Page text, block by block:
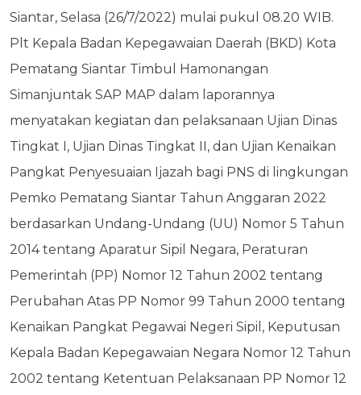
Siantar, Selasa (26/7/2022) mulai pukul 08.20 WIB.
Plt Kepala Badan Kepegawaian Daerah (BKD) Kota
Pematang Siantar Timbul Hamonangan
Simanjuntak SAP MAP dalam laporannya
menyatakan kegiatan dan pelaksanaan Ujian Dinas
Tingkat I, Ujian Dinas Tingkat II, dan Ujian Kenaikan
Pangkat Penyesuaian Ijazah bagi PNS di lingkungan
Pemko Pematang Siantar Tahun Anggaran 2022
berdasarkan Undang-Undang (UU) Nomor 5 Tahun
2014 tentang Aparatur Sipil Negara, Peraturan
Pemerintah (PP) Nomor 12 Tahun 2002 tentang
Perubahan Atas PP Nomor 99 Tahun 2000 tentang
Kenaikan Pangkat Pegawai Negeri Sipil, Keputusan
Kepala Badan Kepegawaian Negara Nomor 12 Tahun
2002 tentang Ketentuan Pelaksanaan PP Nomor 12